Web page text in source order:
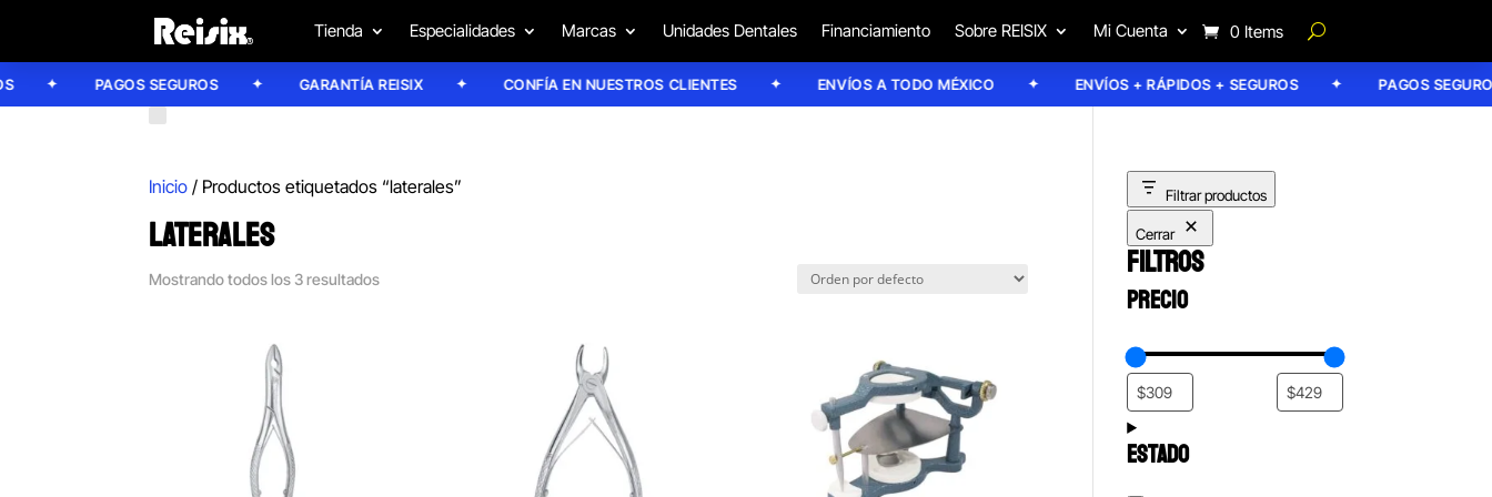
Tienda Especialidades Marcas Unidades Dentales Financiamiento Sobre REISIX Mi Cuenta 0 Items
PAGOS SEGUROS GARANTÍA REISIX CONFÍA EN NUESTROS CLIENTES ENVÍOS A TODO MÉXICO ENVÍOS + RÁPIDOS + SEGUROS PAGOS SEGUROS
Inicio / Productos etiquetados “laterales”
LATERALES
Mostrando todos los 3 resultados
Filtrar productos
Cerrar
FILTROS
PRECIO
ESTADO